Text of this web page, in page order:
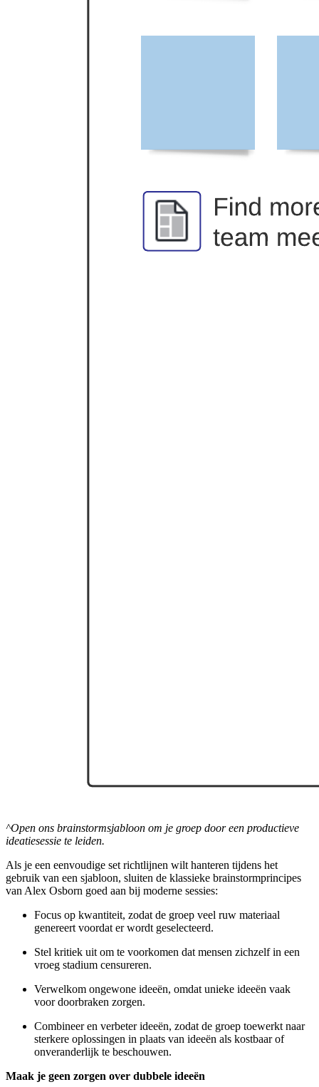
^Open ons brainstormsjabloon om je groep door een productieve
ideatiesessie te leiden.
Als je een eenvoudige set richtlijnen wilt hanteren tijdens het
gebruik van een sjabloon, sluiten de klassieke brainstormprincipes
van Alex Osborn goed aan bij moderne sessies:
Focus op kwantiteit, zodat de groep veel ruw materiaal
genereert voordat er wordt geselecteerd.
Stel kritiek uit om te voorkomen dat mensen zichzelf in een
vroeg stadium censureren.
Verwelkom ongewone ideeën, omdat unieke ideeën vaak
voor doorbraken zorgen.
Combineer en verbeter ideeën, zodat de groep toewerkt naar
sterkere oplossingen in plaats van ideeën als kostbaar of
onveranderlijk te beschouwen.
Maak je geen zorgen over dubbele ideeën